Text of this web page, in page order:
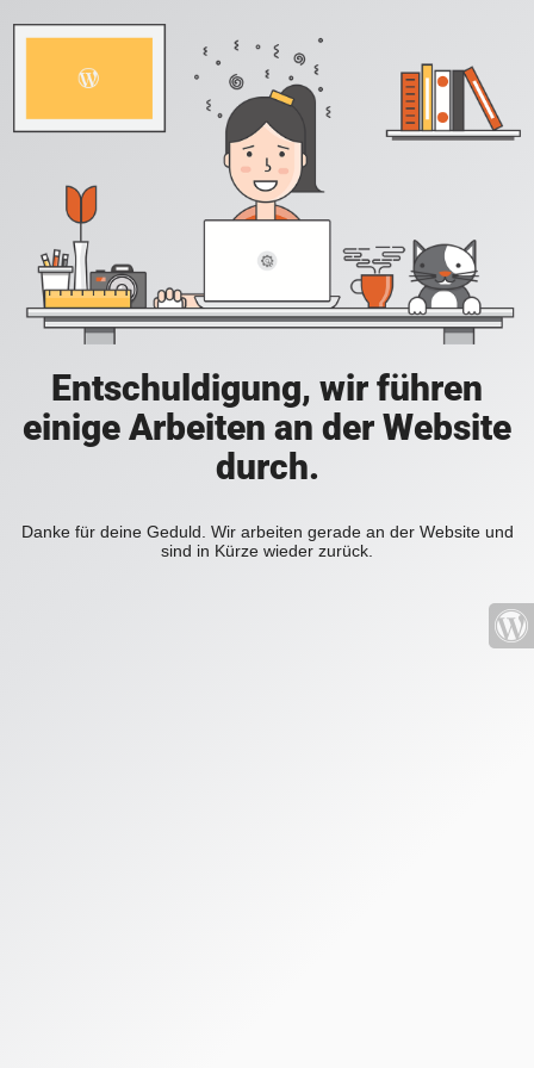
Entschuldigung, wir führen
einige Arbeiten an der Website
durch.
Danke für deine Geduld. Wir arbeiten gerade an der Website und
sind in Kürze wieder zurück.